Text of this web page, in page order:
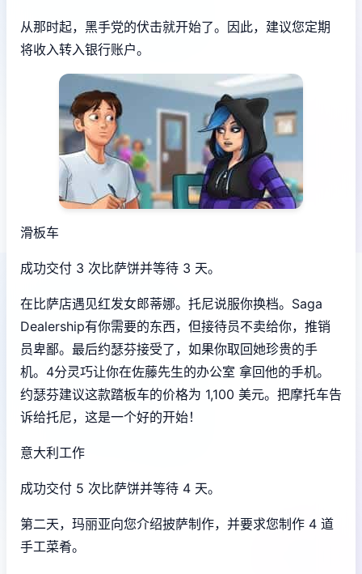
从那时起，黑手党的伏击就开始了。因此，建议您定期
将收入转入银行账户。
滑板车
成功交付 3 次比萨饼并等待 3 天。
在比萨店遇见红发女郎蒂娜。托尼说服你换档。Saga
Dealership有你需要的东西，但接待员不卖给你，推销
员卑鄙。最后约瑟芬接受了，如果你取回她珍贵的手
机。4分灵巧让你在佐藤先生的办公室 拿回他的手机。
约瑟芬建议这款踏板车的价格为 1,100 美元。把摩托车告
诉给托尼，这是一个好的开始！
意大利工作
成功交付 5 次比萨饼并等待 4 天。
第二天，玛丽亚向您介绍披萨制作，并要求您制作 4 道
手工菜肴。